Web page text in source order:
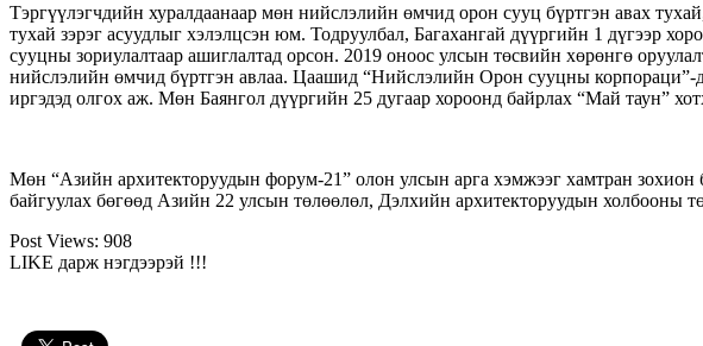
Тэргүүлэгчдийн хуралдаанаар мөн нийслэлийн өмчид орон сууц бүртгэн авах
тухай зэрэг асуудлыг хэлэлцсэн юм. Тодруулбал, Багахангай дүүргийн 1 дүгээр
сууцны зориулалтаар ашиглалтад орсон. 2019 оноос улсын төсвийн хөрөнгө
нийслэлийн өмчид бүртгэн авлаа. Цаашид “Нийслэлийн Орон сууцны корпораци”-
иргэдэд олгох аж. Мөн Баянгол дүүргийн 25 дугаар хороонд байрлах “Май таун”
Мөн “Азийн архитекторуудын форум-21” олон улсын арга хэмжээг хамтран
байгуулах бөгөөд Азийн 22 улсын төлөөлөл, Дэлхийн архитекторуудын холбооны
Post Views: 908
LIKE дарж нэгдээрэй !!!